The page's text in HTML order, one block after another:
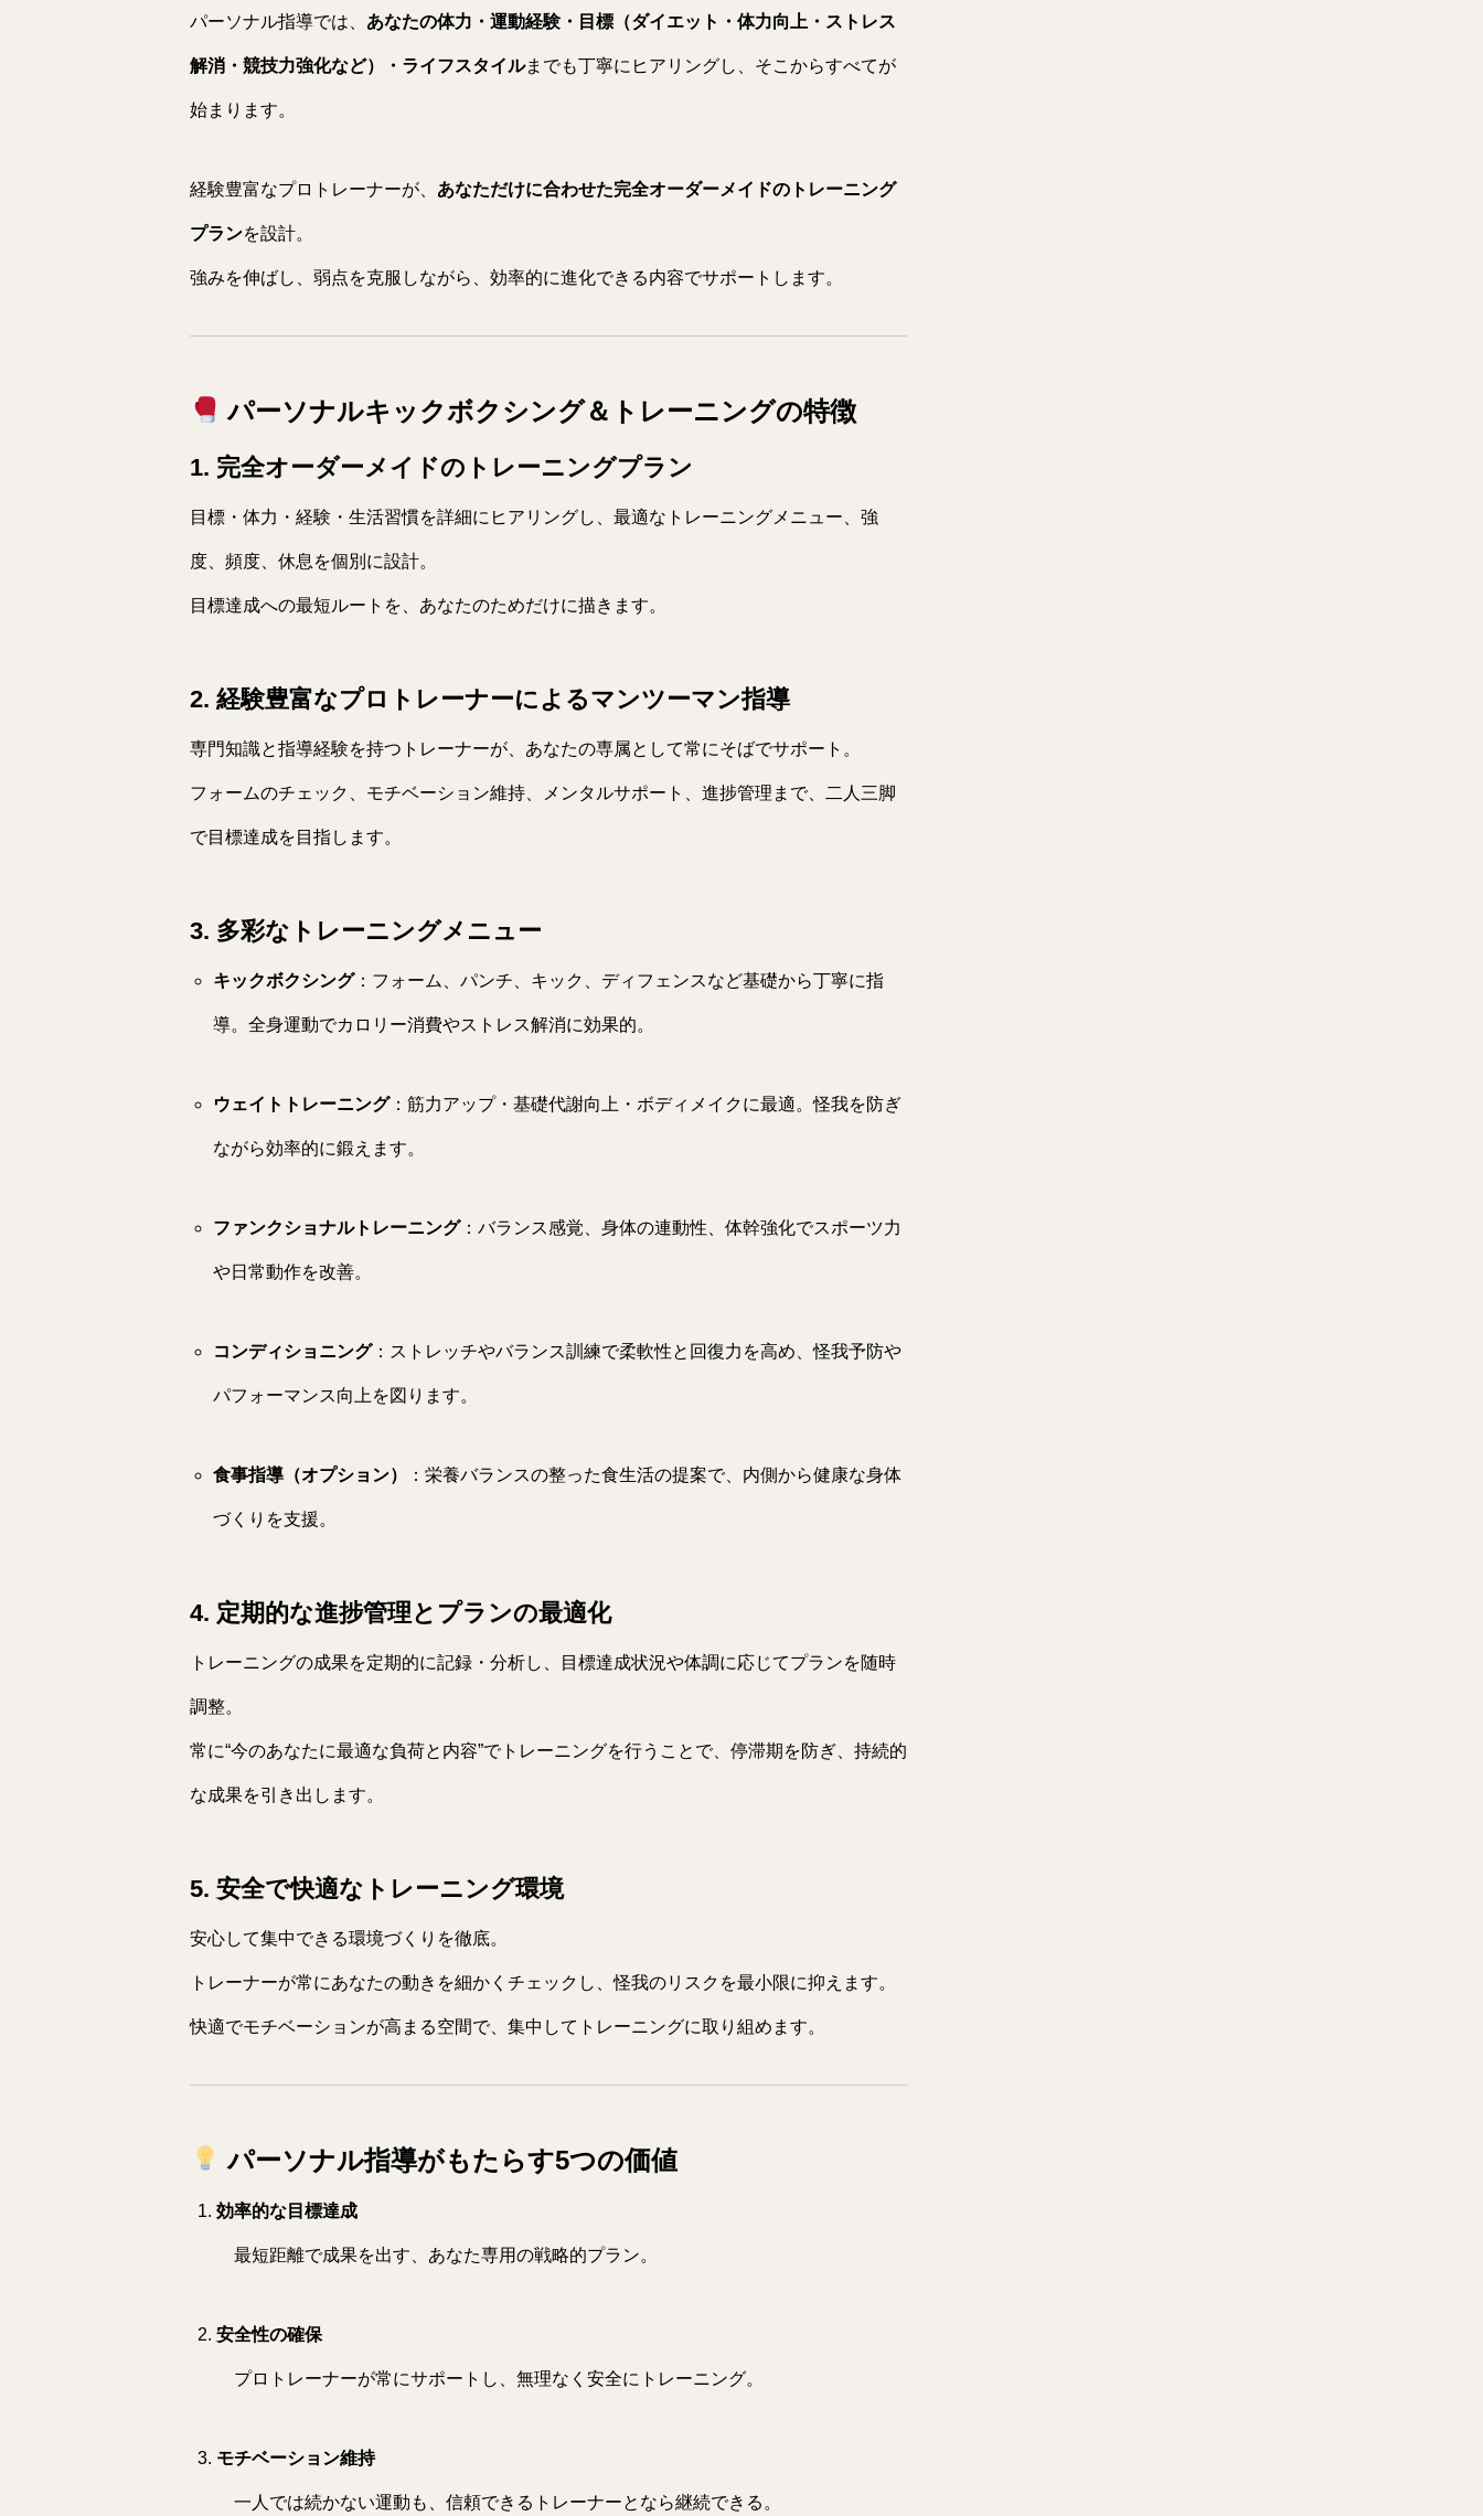
パーソナル指導では、 あなたの体力・運動経験・目標（ダイエット・体力向上・ストレス
解消・競技力強化など）・ライフスタイルまでも丁寧にヒアリングし、そこからすべてが
始まります。
経験豊富なプロトレーナーが、 あなただけに合わせた完全オーダーメイドのトレーニング
プランを設計。
強みを伸ばし、弱点を克服しながら、効率的に進化できる内容でサポートします。
パーソナルキックボクシング＆トレーニングの特徴
1. 完全オーダーメイドのトレーニングプラン
目標・体力・経験・生活習慣を詳細にヒアリングし、最適なトレーニングメニュー、強
度、頻度、休息を個別に設計。
目標達成への最短ルートを、あなたのためだけに描きます。
2. 経験豊富なプロトレーナーによるマンツーマン指導
専門知識と指導経験を持つトレーナーが、あなたの専属として常にそばでサポート。
フォームのチェック、モチベーション維持、メンタルサポート、進捗管理まで、二人三脚
で目標達成を目指します。
3. 多彩なトレーニングメニュー
キックボクシング：フォーム、パンチ、キック、ディフェンスなど基礎から丁寧に指
導。全身運動でカロリー消費やストレス解消に効果的。
ウェイトトレーニング：筋力アップ・基礎代謝向上・ボディメイクに最適。怪我を防ぎ
ながら効率的に鍛えます。
ファンクショナルトレーニング：バランス感覚、身体の連動性、体幹強化でスポーツ力
や日常動作を改善。
コンディショニング：ストレッチやバランス訓練で柔軟性と回復力を高め、怪我予防や
パフォーマンス向上を図ります。
食事指導（オプション） ：栄養バランスの整った食生活の提案で、内側から健康な身体
づくりを支援。
4. 定期的な進捗管理とプランの最適化
トレーニングの成果を定期的に記録・分析し、目標達成状況や体調に応じてプランを随時
調整。
常に“今のあなたに最適な負荷と内容”でトレーニングを行うことで、停滞期を防ぎ、持続的
な成果を引き出します。
5. 安全で快適なトレーニング環境
安心して集中できる環境づくりを徹底。
トレーナーが常にあなたの動きを細かくチェックし、怪我のリスクを最小限に抑えます。
快適でモチベーションが高まる空間で、集中してトレーニングに取り組めます。
パーソナル指導がもたらす5つの価値
効率的な目標達成
最短距離で成果を出す、あなた専用の戦略的プラン。
安全性の確保
プロトレーナーが常にサポートし、無理なく安全にトレーニング。
モチベーション維持
一人では続かない運動も、信頼できるトレーナーとなら継続できる。